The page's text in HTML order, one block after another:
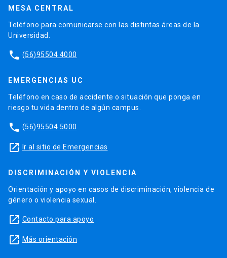
MESA CENTRAL
Teléfono para comunicarse con las distintas áreas de la
Universidad.
phone (56)95504 4000
EMERGENCIAS UC
Teléfono en caso de accidente o situación que ponga en
riesgo tu vida dentro de algún campus.
phone (56)95504 5000
launch Ir al sitio de Emergencias
DISCRIMINACIÓN Y VIOLENCIA
Orientación y apoyo en casos de discriminación, violencia de
género o violencia sexual.
launch Contacto para apoyo
launch Más orientación